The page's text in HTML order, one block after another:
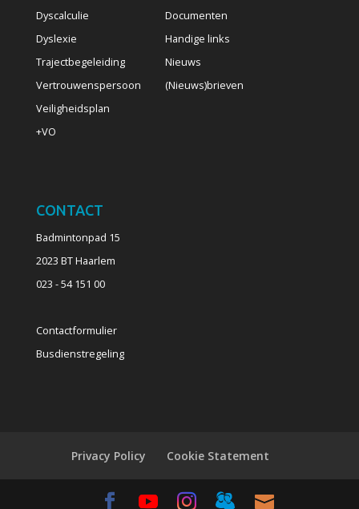
Dyscalculie
Dyslexie
Trajectbegeleiding
Vertrouwenspersoon
Veiligheidsplan
+VO
Documenten
Handige links
Nieuws
(Nieuws)brieven
CONTACT
Badmintonpad 15
2023 BT Haarlem
023 - 54 151 00
Contactformulier
Busdienstregeling
Privacy Policy Cookie Statement